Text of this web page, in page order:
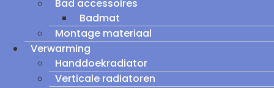
Bad accessoires
Badmat
Montage materiaal
Verwarming
Handdoekradiator
Verticale radiatoren